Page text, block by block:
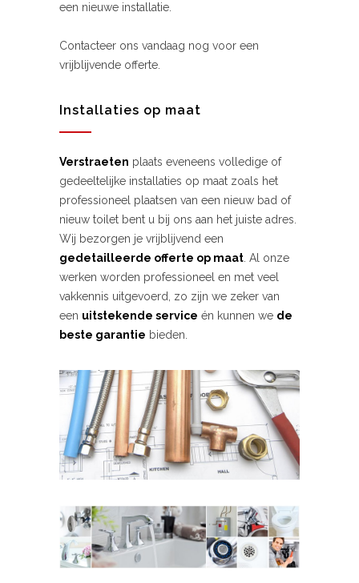
een nieuwe installatie.
Contacteer ons vandaag nog voor een
vrijblijvende offerte.
Installaties op maat
Verstraeten plaats eveneens volledige of
gedeeltelijke installaties op maat zoals het
professioneel plaatsen van een nieuw bad of
nieuw toilet bent u bij ons aan het juiste adres.
Wij bezorgen je vrijblijvend een
gedetailleerde offerte op maat . Al onze
werken worden professioneel en met veel
vakkennis uitgevoerd, zo zijn we zeker van
een uitstekende service én kunnen we de
beste garantie bieden.